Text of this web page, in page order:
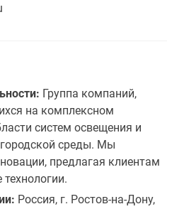
Группа компаний,
на комплексном
систем освещения и
среды. Мы
предлагая клиентам
Россия, г. Ростов-на-Дону,